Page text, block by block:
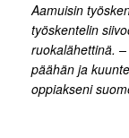
Aamuisin
työskentelin
ruokalähettinä.
päähän ja
oppiakseni